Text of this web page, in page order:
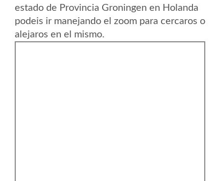
estado de Provincia Groningen en Holanda
podeis ir manejando el zoom para cercaros o
alejaros en el mismo.